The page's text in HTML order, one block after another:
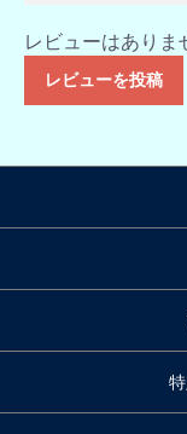
レビューはありま
レビューを投稿